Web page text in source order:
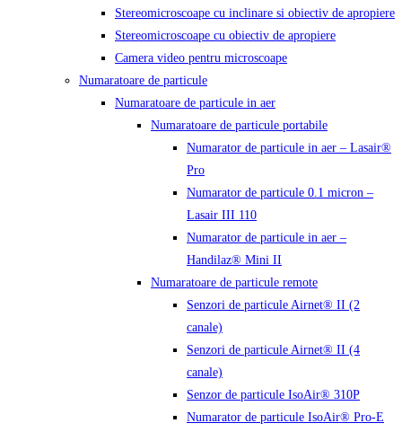
Stereomicroscoape cu inclinare si obiectiv de apropiere
Stereomicroscoape cu obiectiv de apropiere
Camera video pentru microscoape
Numaratoare de particule
Numaratoare de particule in aer
Numaratoare de particule portabile
Numarator de particule in aer – Lasair®
Pro
Numarator de particule 0.1 micron –
Lasair III 110
Numarator de particule in aer –
Handilaz® Mini II
Numaratoare de particule remote
Senzori de particule Airnet® II (2
canale)
Senzori de particule Airnet® II (4
canale)
Senzor de particule IsoAir® 310P
Numarator de particule IsoAir® Pro-E